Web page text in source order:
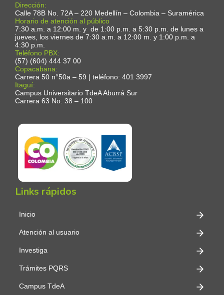
Dirección:
Calle 78B No. 72A – 220 Medellín – Colombia – Suramérica
Horario de atención al público
7:30 a.m. a 12:00 m. y de 1:00 p.m. a 5:30 p.m. de lunes a
jueves, los viernes de 7:30 a.m. a 12:00 m. y 1:00 p.m. a
4:30 p.m.
Teléfono PBX:
(57) (604) 444 37 00
Copacabana:
Carrera 50 n°50a – 59 | teléfono: 401 3997
Itaguí:
Campus Universitario TdeA Aburrá Sur
Carrera 63 No. 38 – 100
Links rápidos
Inicio
Atención al usuario
Investiga
Trámites PQRS
Campus TdeA